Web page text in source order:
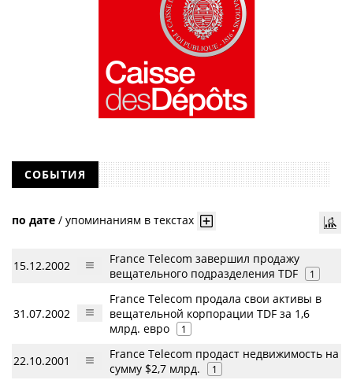
СОБЫТИЯ
по дате / упоминаниям в текстах
15.12.2002
France Telecom завершил продажу
вещательного подразделения TDF
1
31.07.2002
France Telecom продалa свои активы в
вещательной корпорации TDF за 1,6
млрд. евро
1
22.10.2001
France Telecom продаст недвижимость на
сумму $2,7 млрд.
1